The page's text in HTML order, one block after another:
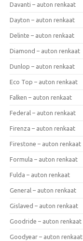
Davanti – auton renkaat
Dayton – auton renkaat
Delinte – auton renkaat
Diamond – auton renkaat
Dunlop – auton renkaat
Eco Top – auton renkaat
Falken – auton renkaat
Federal – auton renkaat
Firenza – auton renkaat
Firestone – auton renkaat
Formula – auton renkaat
Fulda – auton renkaat
General – auton renkaat
Gislaved – auton renkaat
Goodride – auton renkaat
Goodyear – auton renkaat